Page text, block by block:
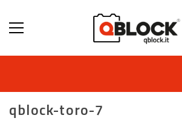
qblock-toro-7